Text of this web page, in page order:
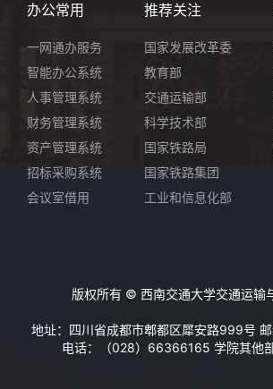
办公常用
一网通办服务
智能办公系统
人事管理系统
财务管理系统
资产管理系统
招标采购系统
会议室借用
推荐关注
国家发展改革委
教育部
交通运输部
科学技术部
国家铁路局
国家铁路集团
工业和信息化部
版权所有 © 西南交通大学交通运输
地址：四川省成都市郫都区犀安路999号
电话：（028）66366165 学院其他